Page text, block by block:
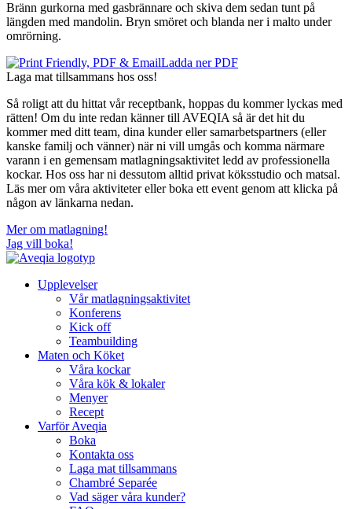
Bränn gurkorna med gasbrännare och skiva dem sedan tunt på
längden med mandolin. Bryn smöret och blanda ner i malto under
omrörning.
Ladda ner PDF
Laga mat tillsammans hos oss!
Så roligt att du hittat vår receptbank, hoppas du kommer lyckas med
rätten! Om du inte redan känner till AVEQIA så är det hit du
kommer med ditt team, dina kunder eller samarbetspartners (eller
kanske familj och vänner) när ni vill umgås och komma närmare
varann i en gemensam matlagningsaktivitet ledd av professionella
kockar. Hos oss har ni dessutom alltid privat köksstudio och matsal.
Läs mer om våra aktiviteter eller boka ett event genom att klicka på
någon av länkarna nedan.
Mer om matlagning!
Jag vill boka!
Upplevelser
Vår matlagningsaktivitet
Konferens
Kick off
Teambuilding
Maten och Köket
Våra kockar
Våra kök & lokaler
Menyer
Recept
Varför Aveqia
Boka
Kontakta oss
Laga mat tillsammans
Chambré Separée
Vad säger våra kunder?